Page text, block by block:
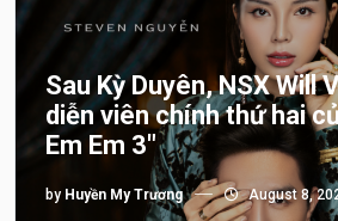
Sau Kỳ Duyên, NSX Will
diễn viên chính thứ hai
Em Em 3″
by Huyền My Trương August 8,